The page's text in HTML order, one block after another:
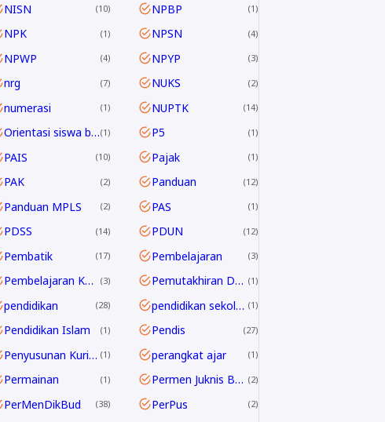
NISN 10 NPBP 1
NPK 1 NPSN 4
NPWP 4 NPYP 3
nrg 7 NUKS 2
numerasi 1 NUPTK 14
Orientasi siswa baru 1 P5 1
PAIS 10 Pajak 1
PAK 2 Panduan 12
Panduan MPLS 2 PAS 1
PDSS 14 PDUN 12
Pembatik 17 Pembelajaran 3
Pembelajaran Kontekstual 3 Pemutakhiran Data EMIS 1
pendidikan 28 pendidikan sekolah 1
Pendidikan Islam 1 Pendis 27
Penyusunan Kurikulum 1 perangkat ajar 1
Permainan 1 Permen Juknis BOSP 2
PerMenDikBud 38 PerPus 2